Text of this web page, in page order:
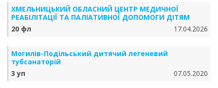
ХМЕЛЬНИЦЬКИЙ ОБЛАСНИЙ ЦЕНТР МЕДИЧНОЇ
РЕАБІЛІТАЦІЇ ТА ПАЛІАТИВНОЇ ДОПОМОГИ ДІТЯМ
20 фл
17.04.2026
Могилів-Подільський дитячий легеневий
тубсанаторій
3 уп
07.05.2020